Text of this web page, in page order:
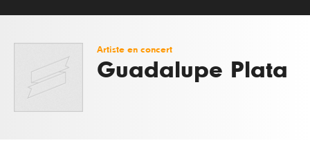
Artiste en concert
Guadalupe Plata